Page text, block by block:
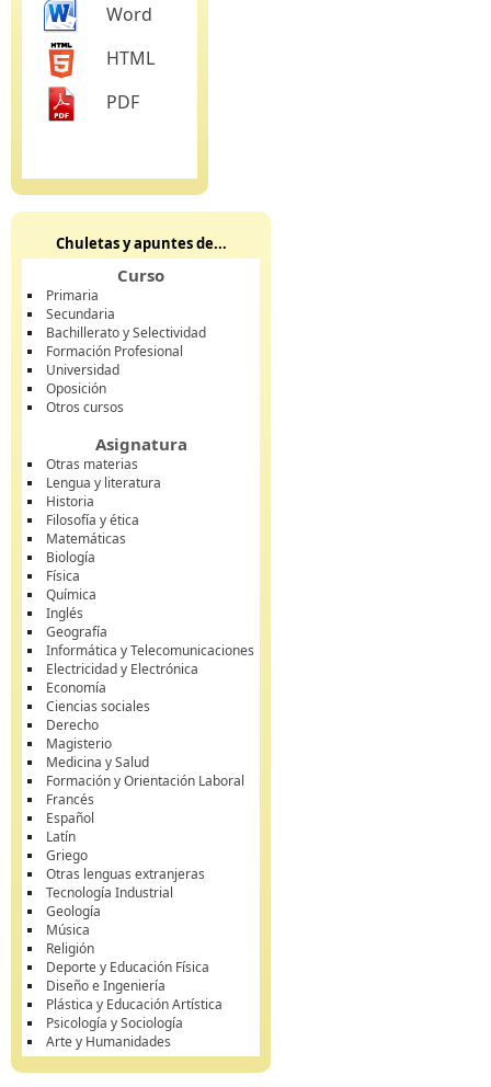
Word
HTML
PDF
Chuletas y apuntes de...
Curso
Primaria
Secundaria
Bachillerato y Selectividad
Formación Profesional
Universidad
Oposición
Otros cursos
Asignatura
Otras materias
Lengua y literatura
Historia
Filosofía y ética
Matemáticas
Biología
Física
Química
Inglés
Geografía
Informática y Telecomunicaciones
Electricidad y Electrónica
Economía
Ciencias sociales
Derecho
Magisterio
Medicina y Salud
Formación y Orientación Laboral
Francés
Español
Latín
Griego
Otras lenguas extranjeras
Tecnología Industrial
Geología
Música
Religión
Deporte y Educación Física
Diseño e Ingeniería
Plástica y Educación Artística
Psicología y Sociología
Arte y Humanidades